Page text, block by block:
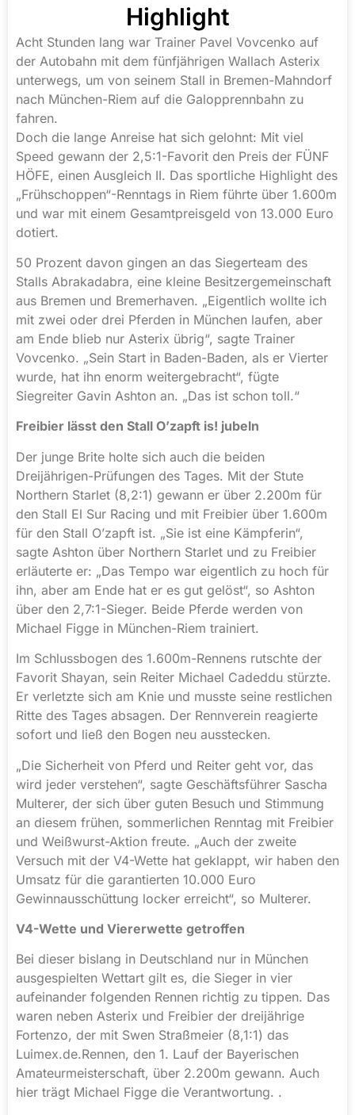
Highlight
Acht Stunden lang war Trainer Pavel Vovcenko auf
der Autobahn mit dem fünfjährigen Wallach Asterix
unterwegs, um von seinem Stall in Bremen-Mahndorf
nach München-Riem auf die Galopprennbahn zu
fahren.
Doch die lange Anreise hat sich gelohnt: Mit viel
Speed gewann der 2,5:1-Favorit den Preis der FÜNF
HÖFE, einen Ausgleich II. Das sportliche Highlight des
„Frühschoppen“-Renntags in Riem führte über 1.600m
und war mit einem Gesamtpreisgeld von 13.000 Euro
dotiert.
50 Prozent davon gingen an das Siegerteam des
Stalls Abrakadabra, eine kleine Besitzergemeinschaft
aus Bremen und Bremerhaven. „Eigentlich wollte ich
mit zwei oder drei Pferden in München laufen, aber
am Ende blieb nur Asterix übrig“, sagte Trainer
Vovcenko. „Sein Start in Baden-Baden, als er Vierter
wurde, hat ihn enorm weitergebracht“, fügte
Siegreiter Gavin Ashton an. „Das ist schon toll.“
Freibier lässt den Stall O’zapft is! jubeln
Der junge Brite holte sich auch die beiden
Dreijährigen-Prüfungen des Tages. Mit der Stute
Northern Starlet (8,2:1) gewann er über 2.200m für
den Stall El Sur Racing und mit Freibier über 1.600m
für den Stall O’zapft ist. „Sie ist eine Kämpferin“,
sagte Ashton über Northern Starlet und zu Freibier
erläuterte er: „Das Tempo war eigentlich zu hoch für
ihn, aber am Ende hat er es gut gelöst“, so Ashton
über den 2,7:1-Sieger. Beide Pferde werden von
Michael Figge in München-Riem trainiert.
Im Schlussbogen des 1.600m-Rennens rutschte der
Favorit Shayan, sein Reiter Michael Cadeddu stürzte.
Er verletzte sich am Knie und musste seine restlichen
Ritte des Tages absagen. Der Rennverein reagierte
sofort und ließ den Bogen neu ausstecken.
„Die Sicherheit von Pferd und Reiter geht vor, das
wird jeder verstehen“, sagte Geschäftsführer Sascha
Multerer, der sich über guten Besuch und Stimmung
an diesem frühen, sommerlichen Renntag mit Freibier
und Weißwurst-Aktion freute. „Auch der zweite
Versuch mit der V4-Wette hat geklappt, wir haben den
Umsatz für die garantierten 10.000 Euro
Gewinnausschüttung locker erreicht“, so Multerer.
V4-Wette und Viererwette getroffen
Bei dieser bislang in Deutschland nur in München
ausgespielten Wettart gilt es, die Sieger in vier
aufeinander folgenden Rennen richtig zu tippen. Das
waren neben Asterix und Freibier der dreijährige
Fortenzo, der mit Swen Straßmeier (8,1:1) das
Luimex.de.Rennen, den 1. Lauf der Bayerischen
Amateurmeisterschaft, über 2.200m gewann. Auch
hier trägt Michael Figge die Verantwortung. .